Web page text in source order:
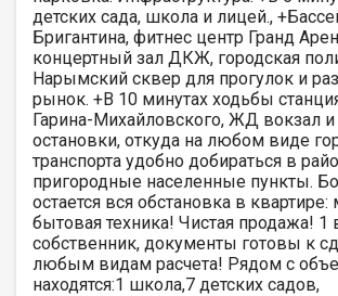
детских сада, школа и лицей.,
Бригантина, фитнес центр Гранд
концертный зал ДКЖ, городская
Нарымский сквер для прогулок и
рынок. +В 10 минутах ходьбы
Гарина-Михайловского, ЖД вокзал и
остановки, откуда на любом виде
транспорта удобно добираться в
пригородные населенные пункты.
остается вся обстановка в
бытовая техника! Чистая продажа! 1
собственник, документы готовы к
любым видам расчета! Рядом с
находятся:1 школа,7 детских садов,